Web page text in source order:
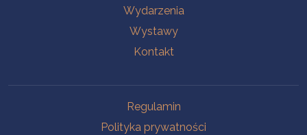
Wydarzenia
Wystawy
Kontakt
Regulamin
Polityka prywatności